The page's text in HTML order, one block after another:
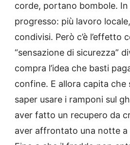
corde, portano bombole.
progresso: più lavoro
condivisi. Però c’è l’effetto
“sensazione di sicurezza”
compra l’idea che basti
confine. E allora capita che
saper usare i ramponi sul
aver fatto un recupero da
aver affrontato una notte a